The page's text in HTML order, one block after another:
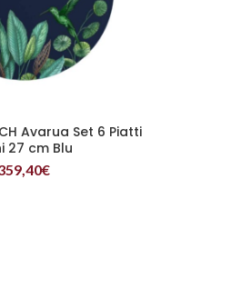
TUTTO
Avarua Set 6 Piatti
27 cm Blu
€